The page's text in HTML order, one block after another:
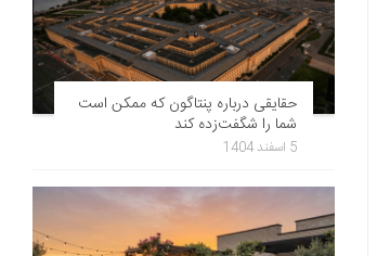
حقایقی درباره پنتاگون که ممکن است
شما را شگفت‌زده کند
5 اسفند 1404